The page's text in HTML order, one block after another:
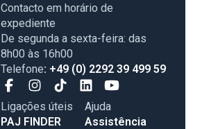
Contacto em horário de
expediente
De segunda a sexta-feira: das
8h00 às 16h00
Telefone: +49 (0) 2292 39 499 59
Ligações úteis
PAJ FINDER
Ajuda
Assistência